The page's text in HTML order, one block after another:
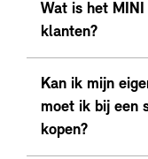
Wat is het
klanten?
Kan ik mijn
moet ik bij een
kopen?